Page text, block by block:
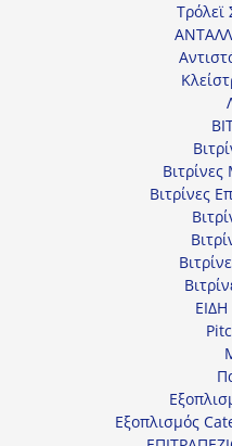
Τρόλεϊ
Βιτρίνες
ΕΙΔΗ
Εξοπλισμός